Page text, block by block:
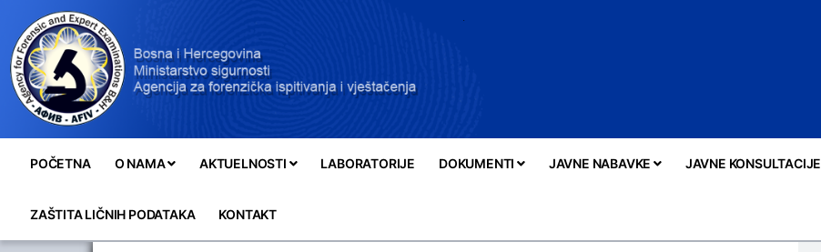
POČETNA O NAMA AKTUELNOSTI LABORATORIJE DOKUMENTI JAVNE NABAVKE JAVNE KONSULTACIJE
ZAŠTITA LIČNIH PODATAKA KONTAKT